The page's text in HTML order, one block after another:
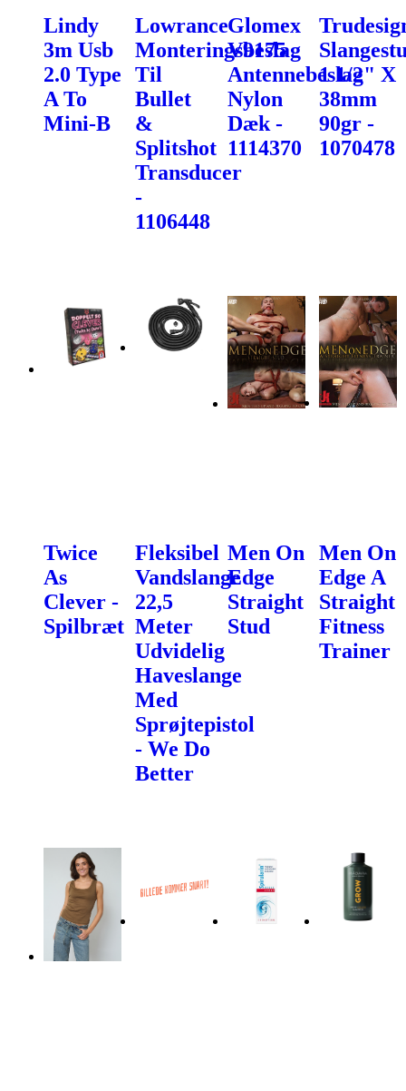
Lindy
3m Usb
2.0 Type
A To
Mini-B
Lowrance
Monteringsbeslag
Til
Bullet
&
Splitshot
Transducer
-
1106448
Glomex
V9175
Antennebeslag
Nylon
Dæk -
1114370
1 1/2" X
38mm
90gr -
1070478
Twice
As
Clever -
Spilbræt
Fleksibel
Vandslange
22,5
Meter
Udvidelig
Haveslange
Med
Sprøjtepistol
- We Do
Better
Men On
Edge
Straight
Stud
Men On
Edge A
Straight
Fitness
Trainer